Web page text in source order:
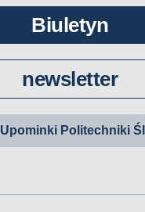
Biuletyn
newsletter
Upominki Politechniki